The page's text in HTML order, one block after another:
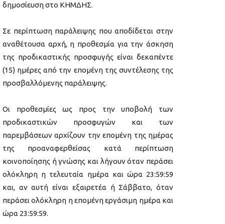
δημοσίευση στο ΚΗΜΔΗΣ.
Σε περίπτωση παράλειψης που αποδίδεται στην
αναθέτουσα αρχή, η προθεσμία για την άσκηση
της προδικαστικής προσφυγής είναι δεκαπέντε
(15) ημέρες από την επομένη της συντέλεσης της
προσβαλλόμενης παράλειψης.
Οι προθεσμίες ως προς την υποβολή των
προδικαστικών προσφυγών και των
παρεμβάσεων αρχίζουν την επομένη της ημέρας
της προαναφερθείσας κατά περίπτωση
κοινοποίησης ή γνώσης και λήγουν όταν περάσει
ολόκληρη η τελευταία ημέρα και ώρα 23:59:59
και, αν αυτή είναι εξαιρετέα ή Σάββατο, όταν
περάσει ολόκληρη η επομένη εργάσιμη ημέρα και
ώρα 23:59:59.